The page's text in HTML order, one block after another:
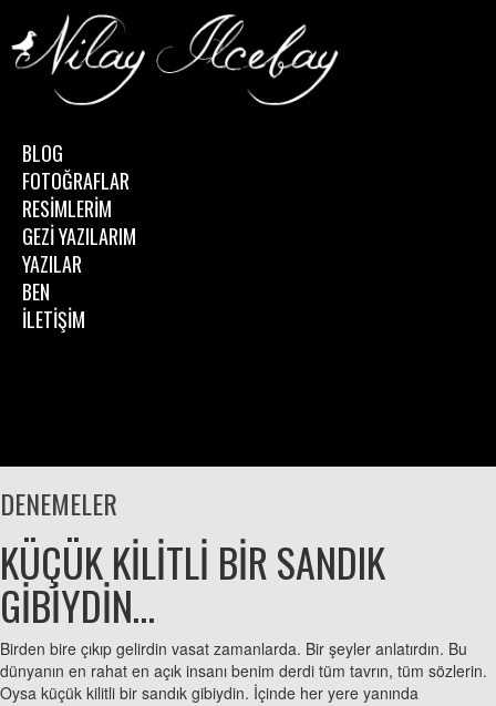
BLOG
FOTOĞRAFLAR
RESİMLERİM
GEZİ YAZILARIM
YAZILAR
BEN
İLETİŞİM
DENEMELER
KÜÇÜK KİLİTLİ BİR SANDIK
GİBİYDİN…
Birden bire çıkıp gelirdin vasat zamanlarda. Bir şeyler anlatırdın. Bu
dünyanın en rahat en açık insanı benim derdi tüm tavrın, tüm sözlerin.
Oysa küçük kilitli bir sandık gibiydin. İçinde her yere yanında